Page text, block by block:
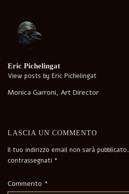
Eric Pichelingat
View posts by Eric Pichelingat
Monica Garroni, Art Director
LASCIA UN COMMENTO
Il tuo indirizzo email non sarà pubblicato.
contrassegnati *
Commento *